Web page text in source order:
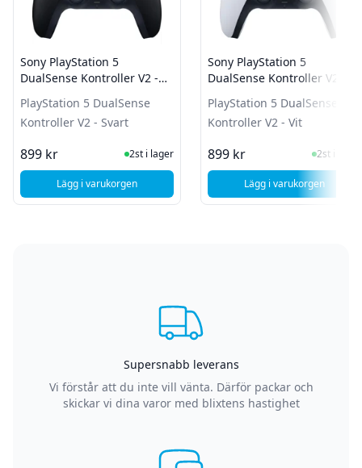
Sony PlayStation 5
DualSense Kontroller V2 -
PlayStation 5 DualSense
Kontroller V2 - Svart
899 kr I Lager
2st i lager
Lägg i varukorgen, Sony PlayStation 5 DualSense Kontroller V2 - Svart
Sony PlayStation 5
DualSense Kontroller V2 -
PlayStation 5 DualSense
Kontroller V2 - Vit
899 kr I Lager
2st i lager
Lägg i varukorgen
, Sony
Supersnabb leverans
Vi förstår att du inte vill vänta. Därför packar och
skickar vi dina varor med blixtens hastighet